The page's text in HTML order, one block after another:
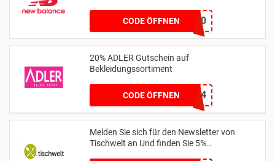
CODE ÖFFNENHONEYNB10
20% ADLER Gutschein auf
Bekleidungssortiment
CODE ÖFFNENA2124
Melden Sie sich für den Newsletter von
Tischwelt an Und finden Sie 5%